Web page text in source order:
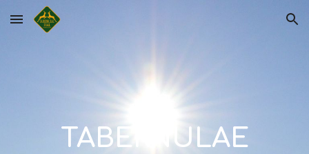
Skip to main content Skip to navigation
TABERNULAE